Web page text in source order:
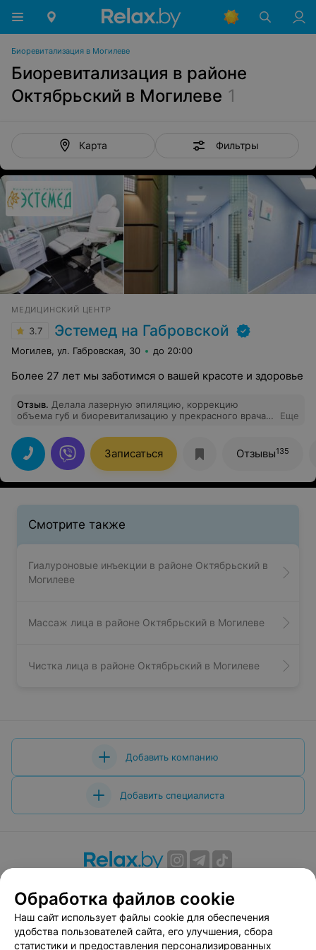
Биоревитализация в Могилеве
Биоревитализация в районе
Октябрьский в Могилеве 1
Карта Фильтры
МЕДИЦИНСКИЙ ЦЕНТР
3.7 Эстемед на Габровской
Могилев, ул. Габровская, 30 до 20:00
Более 27 лет мы заботимся о вашей красоте и здоровье
Отзыв. Делала лазерную эпиляцию, коррекцию
объема губ и биоревитализацию у прекрасного врача-
просто невероятные, очень натуральные и
сексуальные. Мне кажется, Светлана просто профи в
вопросе коррекции объема губ, очень рекомендую
этого специалиста!!! Эффект от всех процедур просто
потрясающий! Стала намного увереннее в себе,
любовь к себе. А главное, все четко, быстро, никаких
синяков, отеков и боли. От души благодарю Светлану и
Еще
Записаться Отзывы135
Смотрите также
Гиалуроновые инъекции в районе Октябрьский в
Могилеве
Массаж лица в районе Октябрьский в Могилеве
Чистка лица в районе Октябрьский в Могилеве
Добавить компанию
Добавить специалиста
Вакансии
Публичный договор
Способы оплаты
Публичный договор по использованию сервиса
«Афиша»
Обработка файлов cookie
Наш сайт использует файлы cookie для обеспечения
удобства пользователей сайта, его улучшения, сбора
статистики и предоставления персонализированных